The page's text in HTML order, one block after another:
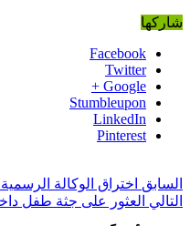
شاركها
Facebook
Twitter
Google +
Stumbleupon
LinkedIn
Pinterest
السابق اختراق الوكالة الرسمية
التالي العثور على جثة طفل